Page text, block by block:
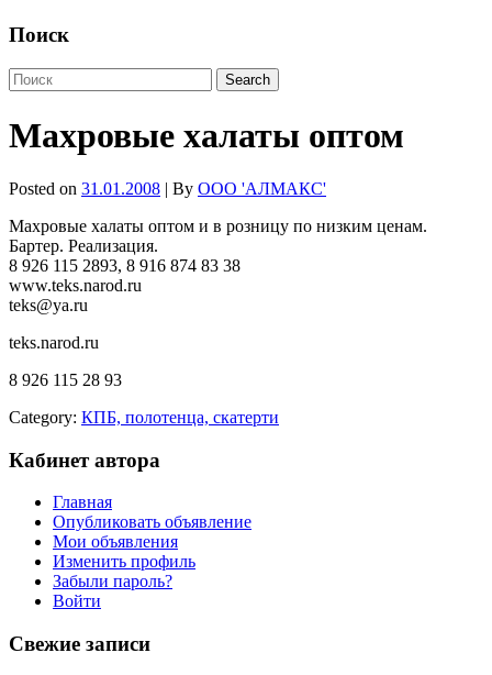
Поиск
Махровые халаты оптом
Posted on 31.01.2008 | By ООО 'АЛМАКС'
Махровые халаты оптом и в розницу по низким ценам.
Бартер. Реализация.
8 926 115 2893, 8 916 874 83 38
www.teks.narod.ru
teks@ya.ru
teks.narod.ru
8 926 115 28 93
Category: КПБ, полотенца, скатерти
Кабинет автора
Главная
Опубликовать объявление
Мои объявления
Изменить профиль
Забыли пароль?
Войти
Свежие записи